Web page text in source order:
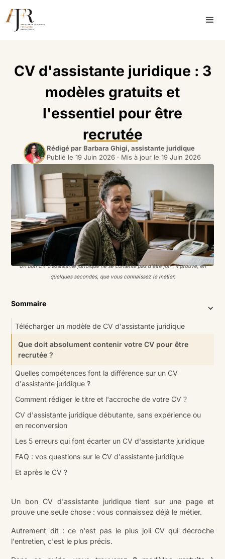
CV d'assistante juridique : 3
modèles gratuits et
l'essentiel pour être
recrutée
Rédigé par Barbara Ghigi, assistante juridique
Publié le 19 Juin 2026 · Mis à jour le 19 Juin 2026
Un bon CV d'assistante juridique ne se contente pas d'être joli : il prouve, en
quelques secondes, que vous connaissez le métier.
Sommaire
Télécharger un modèle de CV d'assistante juridique
Que doit absolument contenir votre CV pour être
recrutée ?
Quelles compétences font la différence sur un CV
d'assistante juridique ?
Comment rédiger le titre et l'accroche de votre CV ?
CV d'assistante juridique débutante, sans expérience ou
en reconversion
Les 5 erreurs qui font écarter un CV d'assistante juridique
FAQ : vos questions sur le CV d'assistante juridique
Et après le CV ?
Un bon CV d'assistante juridique tient sur une page et
prouve une seule chose : vous connaissez déjà le métier.
Autrement dit : ce n'est pas le plus joli CV qui décroche
l'entretien, c'est le plus précis.